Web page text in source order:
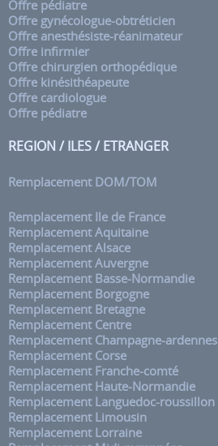
Offre pédiatre
Offre gynécologue-obtréticien
Offre anesthésiste-réanimateur
Offre infirmier
Offre chirurgien orthopédique
Offre kinésithéapeute
Offre cardiologue
Offre pédiatre
REGION / ILES / ETRANGER
Remplacement DOM/TOM
Remplacement Ile de France
Remplacement Aquitaine
Remplacement Alsace
Remplacement Auvergne
Remplacement Basse-Normandie
Remplacement Borgogne
Remplacement Bretagne
Remplacement Centre
Remplacement Champagne-ardennes
Remplacement Corse
Remplacement Franche-comté
Remplacement Haute-Normandie
Remplacement Languedoc-roussillon
Remplacement Limousin
Remplacement Lorraine